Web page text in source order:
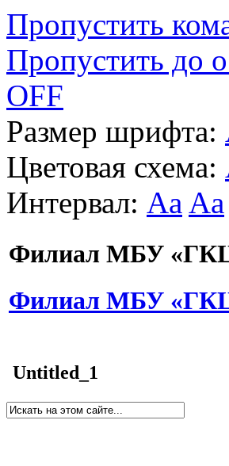
Пропустить
Пропустить до
OFF
Размер шрифта:
Цветовая схема:
Интервал: Aa Aa
Филиал МБУ
Филиал МБУ
Untitled_1